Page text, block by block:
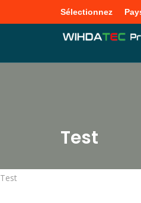
Sélectionnez
Test
Test